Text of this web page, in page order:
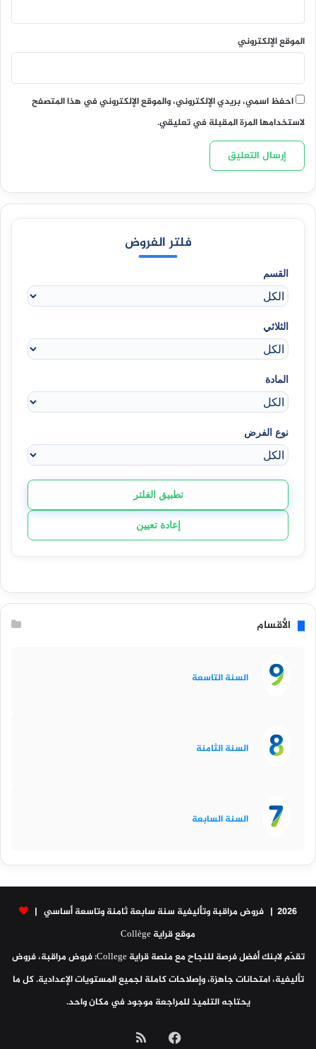
الموقع الإلكتروني
احفظ اسمي، بريدي الإلكتروني، والموقع الإلكتروني في هذا المتصفح
لاستخدامها المرة المقبلة في تعليقي.
فلتر الفروض
القسم
الثلاثي
المادة
نوع الفرض
تطبيق الفلتر
إعادة تعيين
الأقسام
السنة التاسعة
السنة الثامنة
السنة السابعة
2026 | فروض مراقبة وتأليفية سنة سابعة ثامنة وتاسعة أساسي |
موقع قراية Collège
تقدّم لابنك أفضل فرصة للنجاح مع منصة قراية College: فروض مراقبة، فروض
تأليفية، امتحانات جاهزة، وإصلاحات كاملة لجميع المستويات الإعدادية. كل ما
يحتاجه التلميذ للمراجعة موجود في مكان واحد.
فيسبوك